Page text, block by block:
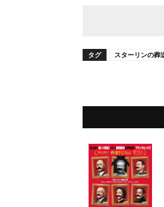
タグ スターリンの葬